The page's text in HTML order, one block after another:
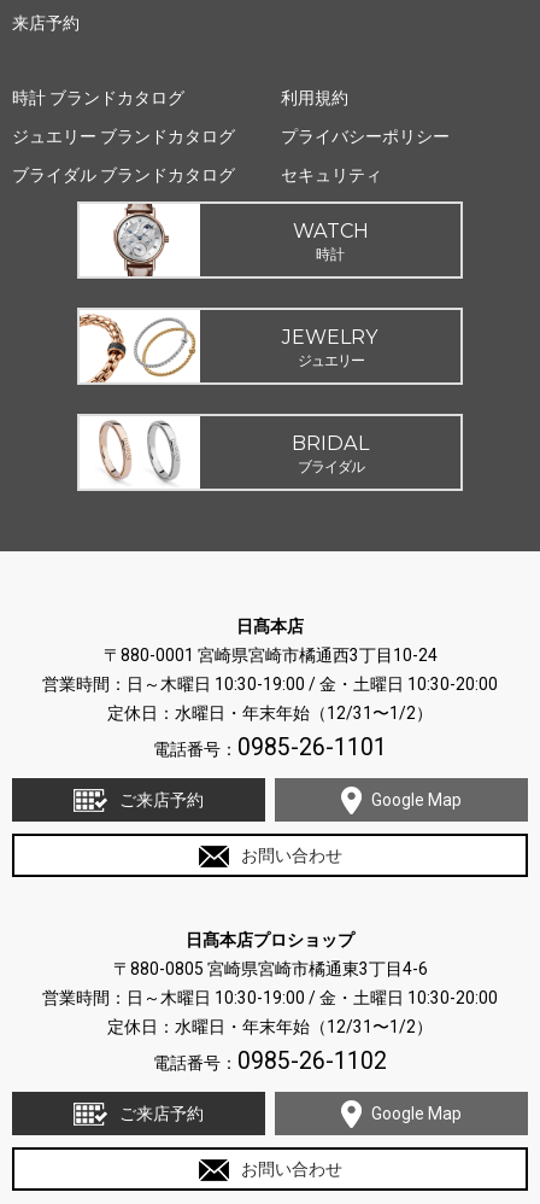
来店予約
時計 ブランドカタログ
ジュエリー ブランドカタログ
ブライダル ブランドカタログ
利用規約
プライバシーポリシー
セキュリティ
WATCH
時計
JEWELRY
ジュエリー
BRIDAL
ブライダル
日髙本店
〒880-0001 宮崎県宮崎市橘通西3丁目10-24
営業時間：日～木曜日 10:30-19:00 / 金・土曜日 10:30-20:00
定休日：水曜日・年末年始（12/31〜1/2）
電話番号： 0985-26-1101
ご来店予約 Google Map
お問い合わせ
日髙本店プロショップ
〒880-0805 宮崎県宮崎市橘通東3丁目4-6
営業時間：日～木曜日 10:30-19:00 / 金・土曜日 10:30-20:00
定休日：水曜日・年末年始（12/31〜1/2）
電話番号： 0985-26-1102
ご来店予約 Google Map
お問い合わせ